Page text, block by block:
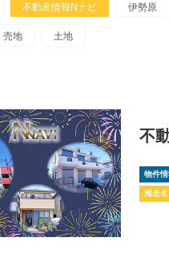
不動産情報Nナビ 伊勢原
売地 土地
不
物件
海老名